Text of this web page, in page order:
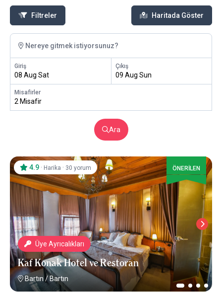
Filtreler Haritada Göster
Nereye gitmek istiyorsunuz?
Giriş
08 Aug Sat
Çıkış
09 Aug Sun
Misafirler
2 Misafir
Ara
Üye Ayrıcalıkları
Kaf Konak Hotel ve Restoran
Bartın / Bartın
4.9 · Harika · 30 yorum ÖNERİLEN